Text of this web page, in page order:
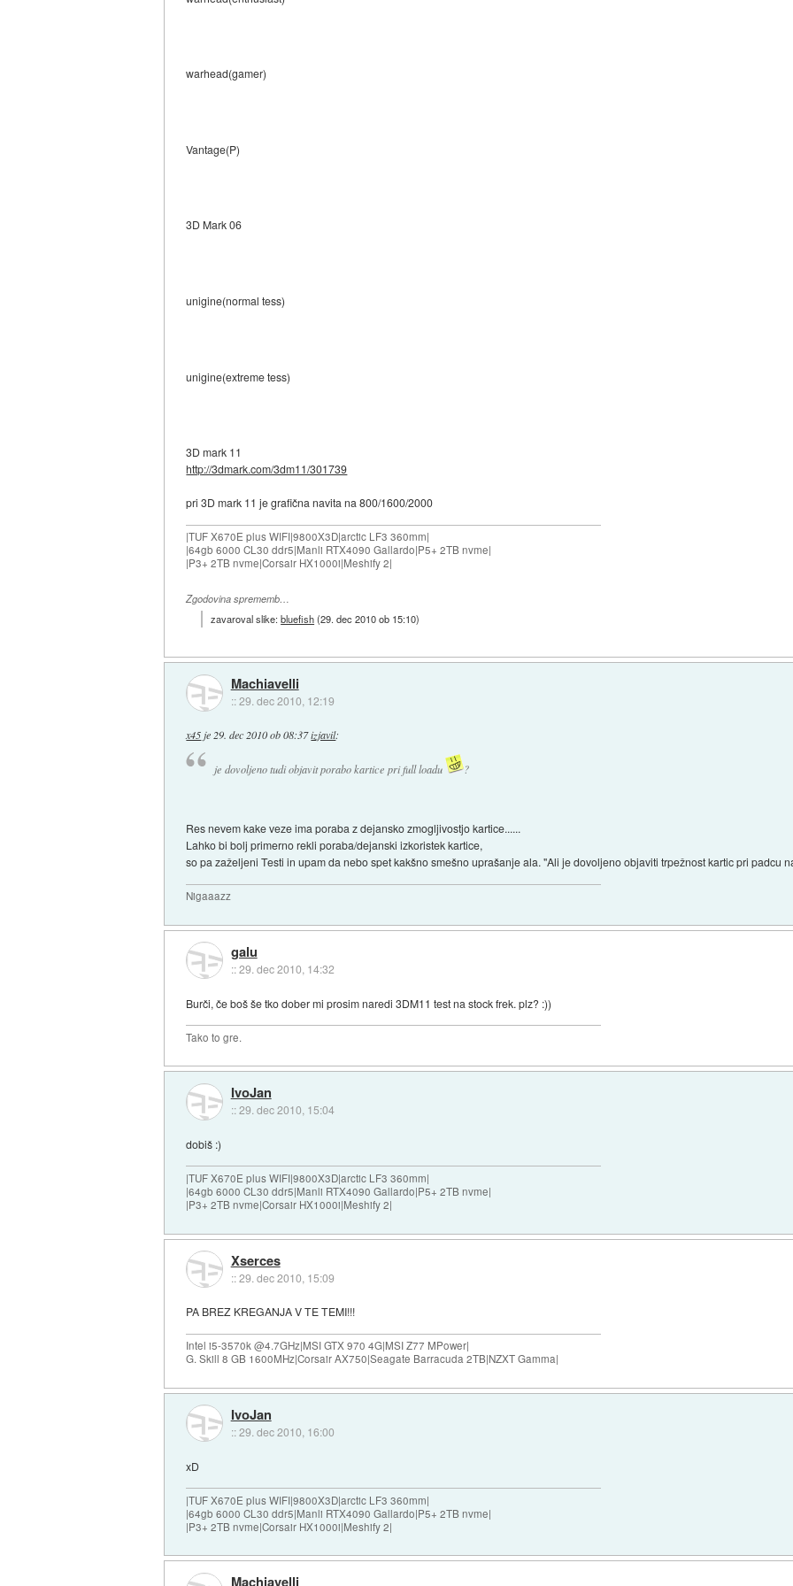
warhead(gamer)
Vantage(P)
3D Mark 06
unigine(normal tess)
unigine(extreme tess)
3D mark 11
http://3dmark.com/3dm11/301739
pri 3D mark 11 je grafična navita na 800/1600/2000
|TUF X670E plus WIFI|9800X3D|arctic LF3 360mm|
|64gb 6000 CL30 ddr5|Manli RTX4090 Gallardo|P5+ 2TB nvme|
|P3+ 2TB nvme|Corsair HX1000i|Meshify 2|
Zgodovina sprememb…
zavaroval slike:bluefish(29. dec 2010 ob 15:10)
Machiavelli
::29. dec 2010, 12:19
x45 je 29. dec 2010 ob 08:37izjavil:
je dovoljeno tudi objavit porabo kartice pri full loadu ?
Res nevem kake veze ima poraba z dejansko zmogljivostjo kartice......
Lahko bi bolj primerno rekli poraba/dejanski izkoristek kartice,
so pa zaželjeni Testi in upam da nebo spet kakšno smešno uprašanje ala. "Ali je dovoljeno objaviti trpežnost kartic pri padcu
Nigaaazz
galu
::29. dec 2010, 14:32
Burči, če boš še tko dober mi prosim naredi 3DM11 test na stock frek. plz? :))
Tako to gre.
IvoJan
::29. dec 2010, 15:04
dobiš :)
|TUF X670E plus WIFI|9800X3D|arctic LF3 360mm|
|64gb 6000 CL30 ddr5|Manli RTX4090 Gallardo|P5+ 2TB nvme|
|P3+ 2TB nvme|Corsair HX1000i|Meshify 2|
Xserces
::29. dec 2010, 15:09
PA BREZ KREGANJA V TE TEMI!!!
Intel i5-3570k @4.7GHz|MSI GTX 970 4G|MSI Z77 MPower|
G. Skill 8 GB 1600MHz|Corsair AX750|Seagate Barracuda 2TB|NZXT Gamma|
IvoJan
::29. dec 2010, 16:00
xD
|TUF X670E plus WIFI|9800X3D|arctic LF3 360mm|
|64gb 6000 CL30 ddr5|Manli RTX4090 Gallardo|P5+ 2TB nvme|
|P3+ 2TB nvme|Corsair HX1000i|Meshify 2|
Machiavelli